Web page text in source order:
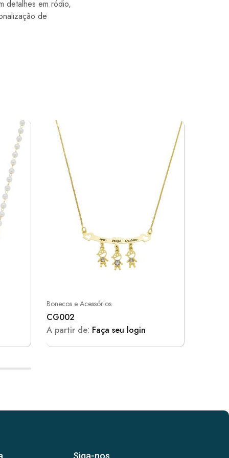
detalhes em ródio,
de
Bonecos e Acessórios
CG002
A partir de: Faça seu login
Siga-nos